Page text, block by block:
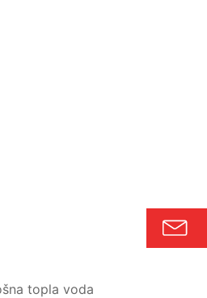
topla voda